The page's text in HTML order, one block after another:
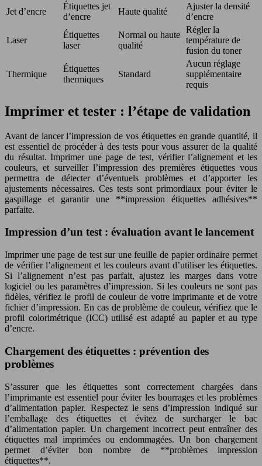
Jet d’encre
Étiquettes jet
d’encre
Haute qualité
Ajuster la densité
d’encre
Laser
Étiquettes
laser
Normal ou haute
qualité
Régler la
température de
fusion du toner
Thermique
Étiquettes
thermiques
Standard
Aucun réglage
supplémentaire
requis
Imprimer et tester : l’étape de validation
Avant de lancer l’impression de vos étiquettes en grande quantité, il
est essentiel de procéder à des tests pour vous assurer de la qualité
du résultat. Imprimer une page de test, vérifier l’alignement et les
couleurs, et surveiller l’impression des premières étiquettes vous
permettra de détecter d’éventuels problèmes et d’apporter les
ajustements nécessaires. Ces tests sont primordiaux pour éviter le
gaspillage et garantir une **impression étiquettes adhésives**
parfaite.
Impression d’un test : évaluation avant le lancement
Imprimer une page de test sur une feuille de papier ordinaire permet
de vérifier l’alignement et les couleurs avant d’utiliser les étiquettes.
Si l’alignement n’est pas parfait, ajustez les marges dans votre
logiciel ou les paramètres d’impression. Si les couleurs ne sont pas
fidèles, vérifiez le profil de couleur de votre imprimante et de votre
fichier d’impression. En cas de problème de couleur, vérifiez que le
profil colorimétrique (ICC) utilisé est adapté au papier et au type
d’encre.
Chargement des étiquettes : prévention des
problèmes
S’assurer que les étiquettes sont correctement chargées dans
l’imprimante est essentiel pour éviter les bourrages et les problèmes
d’alimentation papier. Respectez le sens d’impression indiqué sur
l’emballage des étiquettes et évitez de surcharger le bac
d’alimentation papier. Un chargement incorrect peut entraîner des
étiquettes mal imprimées ou endommagées. Un bon chargement
permet d’éviter bon nombre de **problèmes impression
étiquettes**.